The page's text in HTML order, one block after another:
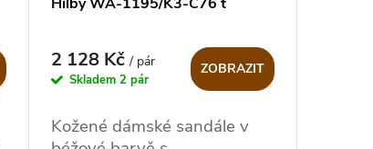
2 128 Kč/ pár
Skladem 2 pár
ZOBRAZIT
Kožené dámské sandále v